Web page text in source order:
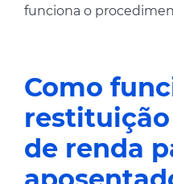
funciona o
Como
de renda